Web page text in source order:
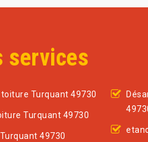
services
Turquant 49730
Turquant 49730
49730